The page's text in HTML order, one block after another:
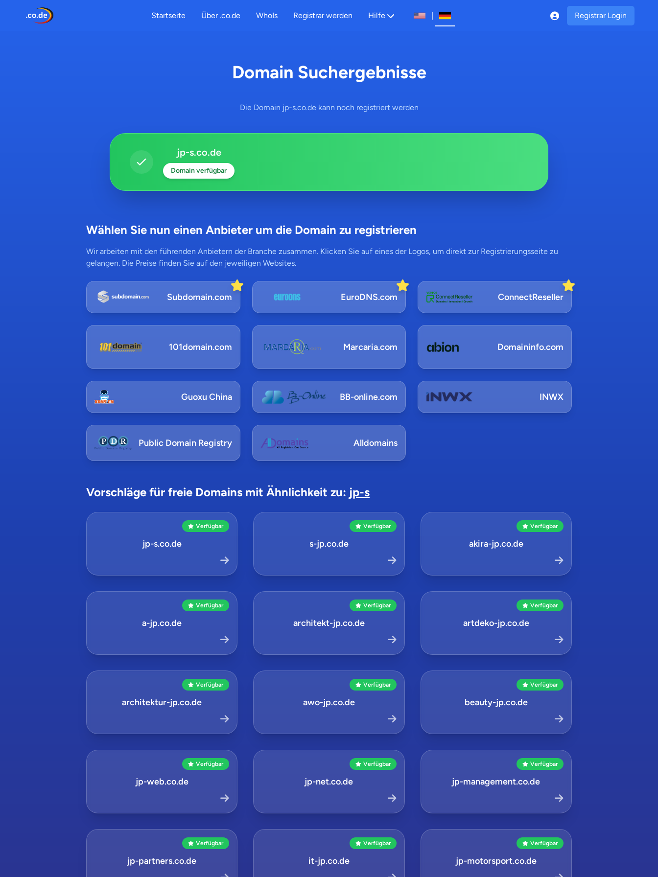
Startseite Über .co.de WhoIs Registrar werden Hilfe | Registrar Login
Domain Suchergebnisse
Die Domain jp-s.co.de kann noch registriert werden
jp-s.co.de
Domain verfügbar
Wählen Sie nun einen Anbieter um die Domain zu registrieren
Wir arbeiten mit den führenden Anbietern der Branche zusammen. Klicken Sie auf eines der Logos, um direkt zur Registrierungsseite zu
gelangen. Die Preise finden Sie auf den jeweiligen Websites.
Subdomain.com EuroDNS.com ConnectReseller
101domain.com Marcaria.com Domaininfo.com
Guoxu China BB-online.com INWX
Public Domain Registry Alldomains
Vorschläge für freie Domains mit Ähnlichkeit zu: jp-s
Verfügbar
jp-s.co.de
Verfügbar
s-jp.co.de
Verfügbar
akira-jp.co.de
Verfügbar
a-jp.co.de
Verfügbar
architekt-jp.co.de
Verfügbar
artdeko-jp.co.de
Verfügbar
architektur-jp.co.de
Verfügbar
awo-jp.co.de
Verfügbar
beauty-jp.co.de
Verfügbar
jp-web.co.de
Verfügbar
jp-net.co.de
Verfügbar
jp-management.co.de
Verfügbar
jp-partners.co.de
Verfügbar
it-jp.co.de
Verfügbar
jp-motorsport.co.de